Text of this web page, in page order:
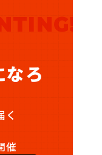
ろ
く
催